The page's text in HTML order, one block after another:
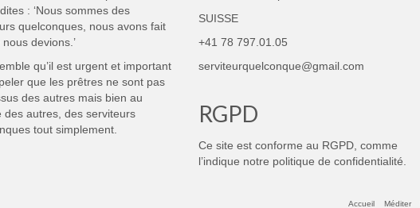
: ‘Nous sommes des
quelconques, nous avons fait
devions.’
qu’il est urgent et important
que les prêtres ne sont pas
des autres mais bien au
des autres, des serviteurs
tout simplement.
SUISSE
+41 78 797.01.05
serviteurquelconque@gmail.com
RGPD
Ce site est conforme au RGPD, comme
l’indique notre politique de confidentialité.
Accueil Méditer